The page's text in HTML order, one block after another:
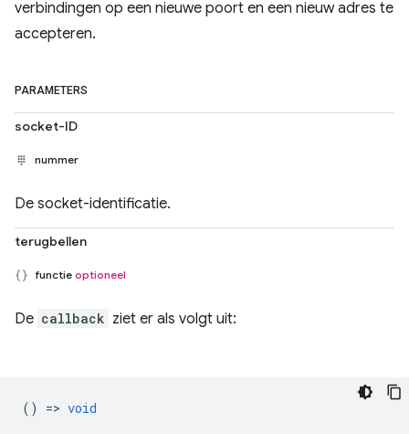
verbindingen op een nieuwe poort en een nieuw adres te
accepteren.
PARAMETERS
socket-ID
nummer
De socket-identificatie.
terugbellen
functie optioneel
De callback ziet er als volgt uit:
() => void